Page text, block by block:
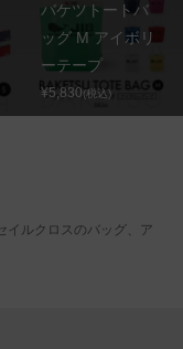
バケツトートバ
ッグ M アイボリ
ーテープ
¥5,830(税込)
イルクロスのバッグ、ア